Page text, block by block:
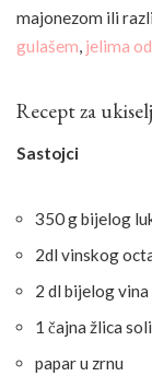
majonezom ili
gulašem, jelima
Recept za
Sastojci
350 g bijelog
2dl vinskog
2 dl bijelog vina
1 čajna žlica soli
papar u zrnu